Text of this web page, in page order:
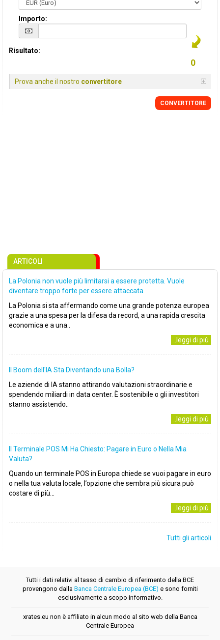
Importo:
Risultato:
Prova anche il nostro convertitore
CONVERTITORE
ARTICOLI
La Polonia non vuole più limitarsi a essere protetta. Vuole
diventare troppo forte per essere attaccata
La Polonia si sta affermando come una grande potenza europea
grazie a una spesa per la difesa da record, a una rapida crescita
economica e a una..
..leggi di più
Il Boom dell'IA Sta Diventando una Bolla?
Le aziende di IA stanno attirando valutazioni straordinarie e
spendendo miliardi in data center. È sostenibile o gli investitori
stanno assistendo..
..leggi di più
Il Terminale POS Mi Ha Chiesto: Pagare in Euro o Nella Mia
Valuta?
Quando un terminale POS in Europa chiede se vuoi pagare in euro
o nella tua valuta locale, l’opzione che sembra più sicura può
costare di più...
..leggi di più
Tutti gli articoli
Tutti i dati relativi al tasso di cambio di riferimento della BCE
provengono dalla Banca Centrale Europea (BCE) e sono forniti
esclusivamente a scopo informativo.
xrates.eu non è affiliato in alcun modo al sito web della Banca
Centrale Europea